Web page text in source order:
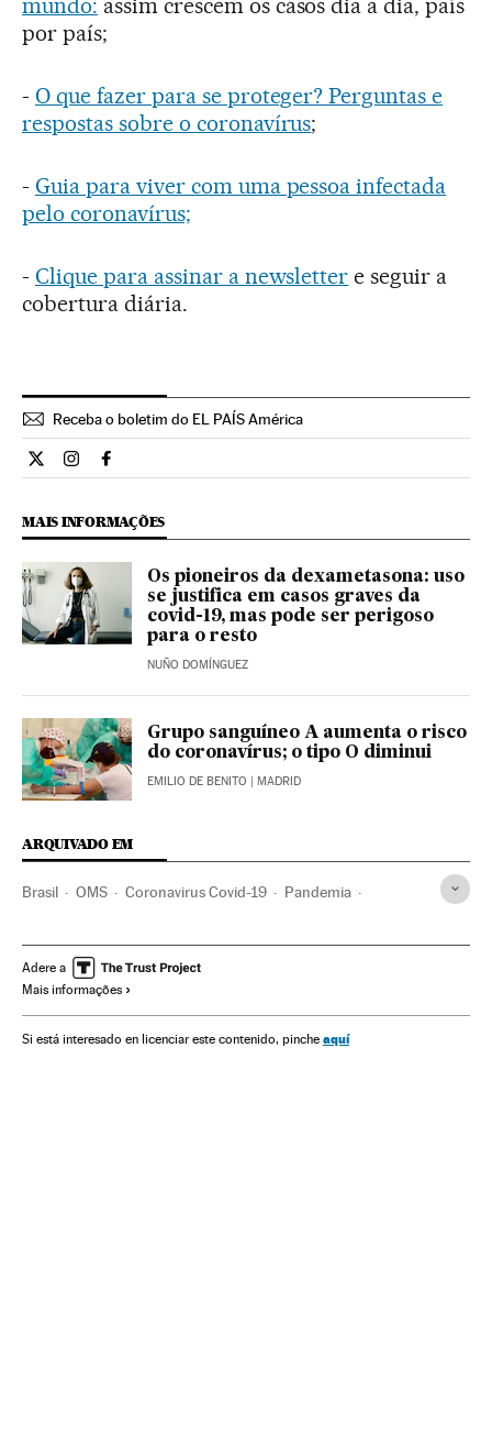
por país;
- O que fazer para se proteger? Perguntas e
respostas sobre o coronavírus;
- Guia para viver com uma pessoa infectada
pelo coronavírus;
- Clique para assinar a newsletter e seguir a
cobertura diária.
Receba o boletim do EL PAÍS América
Internacional El País Brasil en Twitter
Internacional El País Brasil en Instagram
Internacional El País Brasil en Facebook
MAIS INFORMAÇÕES
Os pioneiros da dexametasona: uso
se justifica em casos graves da
covid-19, mas pode ser perigoso
para o resto
NUÑO DOMÍNGUEZ
Grupo sanguíneo A aumenta o risco
do coronavírus; o tipo O diminui
EMILIO DE BENITO | MADRID
ARQUIVADO EM
Brasil OMS Coronavirus Covid-19 Pandemia
Ministério Saúde Estados Unidos
Comissão Europeia
Investigação científica Guerra comercial Remdesivir
Adere a
Mais informações
Si está interesado en licenciar este contenido, pinche aquí